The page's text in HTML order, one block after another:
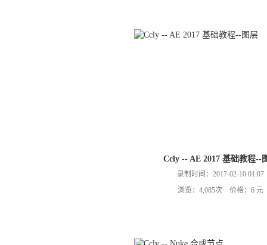
Ccly -- AE 2017 基础教程--
录制时间：2017-02-10 01:07
浏览：4,085次 价格：6 元